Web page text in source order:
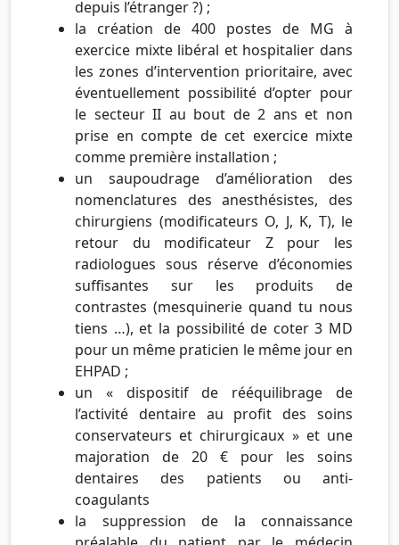
depuis l’étranger ?) ;
la création de 400 postes de MG à
exercice mixte libéral et hospitalier dans
les zones d’intervention prioritaire, avec
éventuellement possibilité d’opter pour
le secteur II au bout de 2 ans et non
prise en compte de cet exercice mixte
comme première installation ;
un saupoudrage d’amélioration des
nomenclatures des anesthésistes, des
chirurgiens (modificateurs O, J, K, T), le
retour du modificateur Z pour les
radiologues sous réserve d’économies
suffisantes sur les produits de
contrastes (mesquinerie quand tu nous
tiens …), et la possibilité de coter 3 MD
pour un même praticien le même jour en
EHPAD ;
un « dispositif de rééquilibrage de
l’activité dentaire au profit des soins
conservateurs et chirurgicaux » et une
majoration de 20 € pour les soins
dentaires des patients ou anti-
coagulants
la suppression de la connaissance